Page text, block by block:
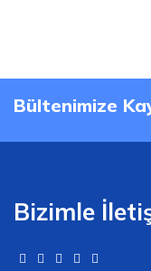
Bültenimize
Bizimle